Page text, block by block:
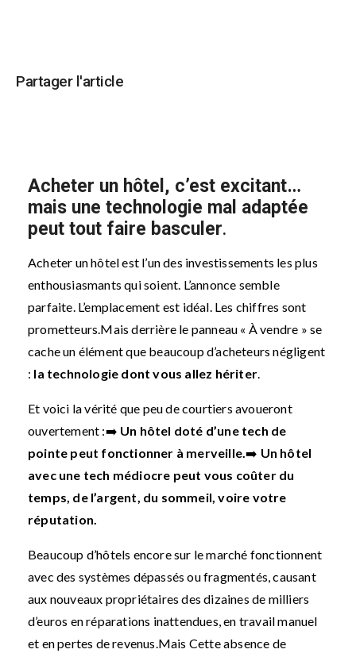
Partager l'article
Acheter un hôtel, c’est excitant…
mais une technologie mal adaptée
peut tout faire basculer.
Acheter un hôtel est l’un des investissements les plus
enthousiasmants qui soient. L’annonce semble
parfaite. L’emplacement est idéal. Les chiffres sont
prometteurs.Mais derrière le panneau « À vendre » se
cache un élément que beaucoup d’acheteurs négligent
: la technologie dont vous allez hériter.
Et voici la vérité que peu de courtiers avoueront
ouvertement :➡️ Un hôtel doté d’une tech de
pointe peut fonctionner à merveille.➡️ Un hôtel
avec une tech médiocre peut vous coûter du
temps, de l’argent, du sommeil, voire votre
réputation.
Beaucoup d’hôtels encore sur le marché fonctionnent
avec des systèmes dépassés ou fragmentés, causant
aux nouveaux propriétaires des dizaines de milliers
d’euros en réparations inattendues, en travail manuel
et en pertes de revenus.Mais Cette absence de